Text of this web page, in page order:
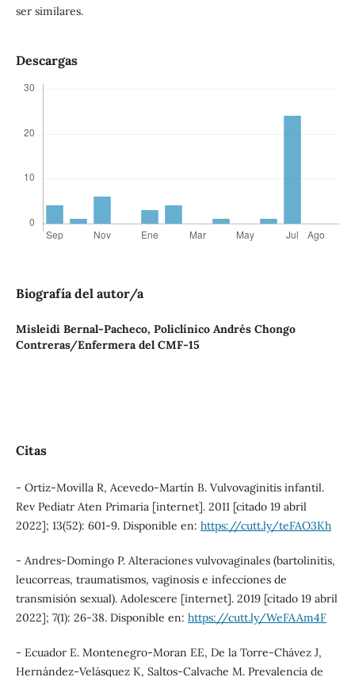
ser similares.
Descargas
Biografía del autor/a
Misleidi Bernal-Pacheco, Policlínico Andrés Chongo
Contreras/Enfermera del CMF-15
Citas
- Ortiz-Movilla R, Acevedo-Martín B. Vulvovaginitis infantil.
Rev Pediatr Aten Primaria [internet]. 2011 [citado 19 abril
2022]; 13(52): 601-9. Disponible en: https://cutt.ly/teFAO3Kh
- Andres-Domingo P. Alteraciones vulvovaginales (bartolinitis,
leucorreas, traumatismos, vaginosis e infecciones de
transmisión sexual). Adolescere [internet]. 2019 [citado 19 abril
2022]; 7(1): 26-38. Disponible en: https://cutt.ly/WeFAAm4F
- Ecuador E. Montenegro-Moran EE, De la Torre-Chávez J,
Hernández-Velásquez K, Saltos-Calvache M. Prevalencia de